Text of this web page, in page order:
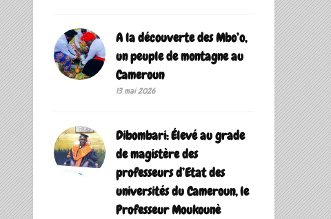
A la découverte des Mbo’o,
un peuple de montagne au
Cameroun
13 mai 2026
Dibombari: Élevé au grade
de magistère des
professeurs d’Etat des
universités du Cameroun, le
Professeur Moukounè